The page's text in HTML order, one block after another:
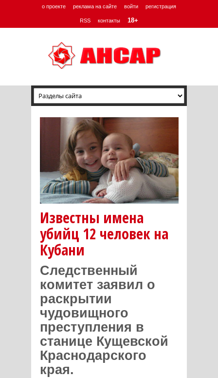
о проекте реклама на сайте войти регистрация
RSS контакты 18+
Известны имена
убийц 12 человек на
Кубани
Следственный
комитет заявил о
раскрытии
чудовищного
преступления в
станице Кущевской
Краснодарского
края.